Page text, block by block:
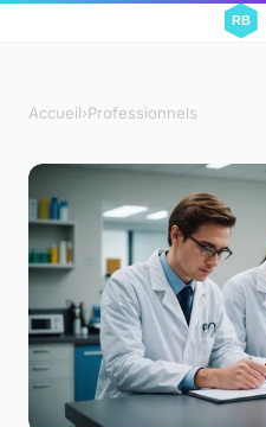
Accueil›Professionnels